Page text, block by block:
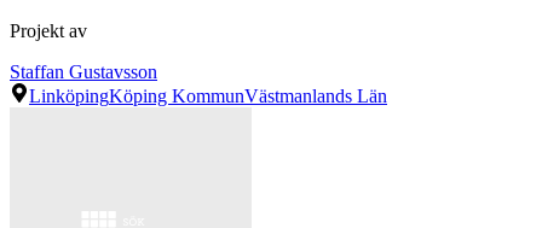
Projekt av
Staffan Gustavsson
LinköpingKöping KommunVästmanlands Län